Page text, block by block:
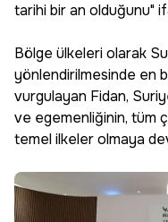
tarihi bir an olduğunu"
Bölge ülkeleri olarak
yönlendirilmesinde en
vurgulayan Fidan,
ve egemenliğinin, tüm
temel ilkeler olmaya